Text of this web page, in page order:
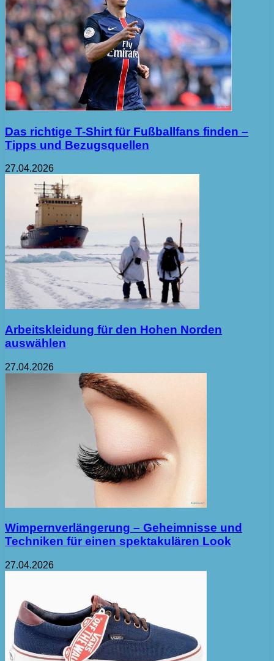
Das richtige T-Shirt für Fußballfans finden –
Tipps und Bezugsquellen
27.04.2026
Arbeitskleidung für den Hohen Norden
auswählen
27.04.2026
Wimpernverlängerung – Geheimnisse und
Techniken für einen spektakulären Look
27.04.2026